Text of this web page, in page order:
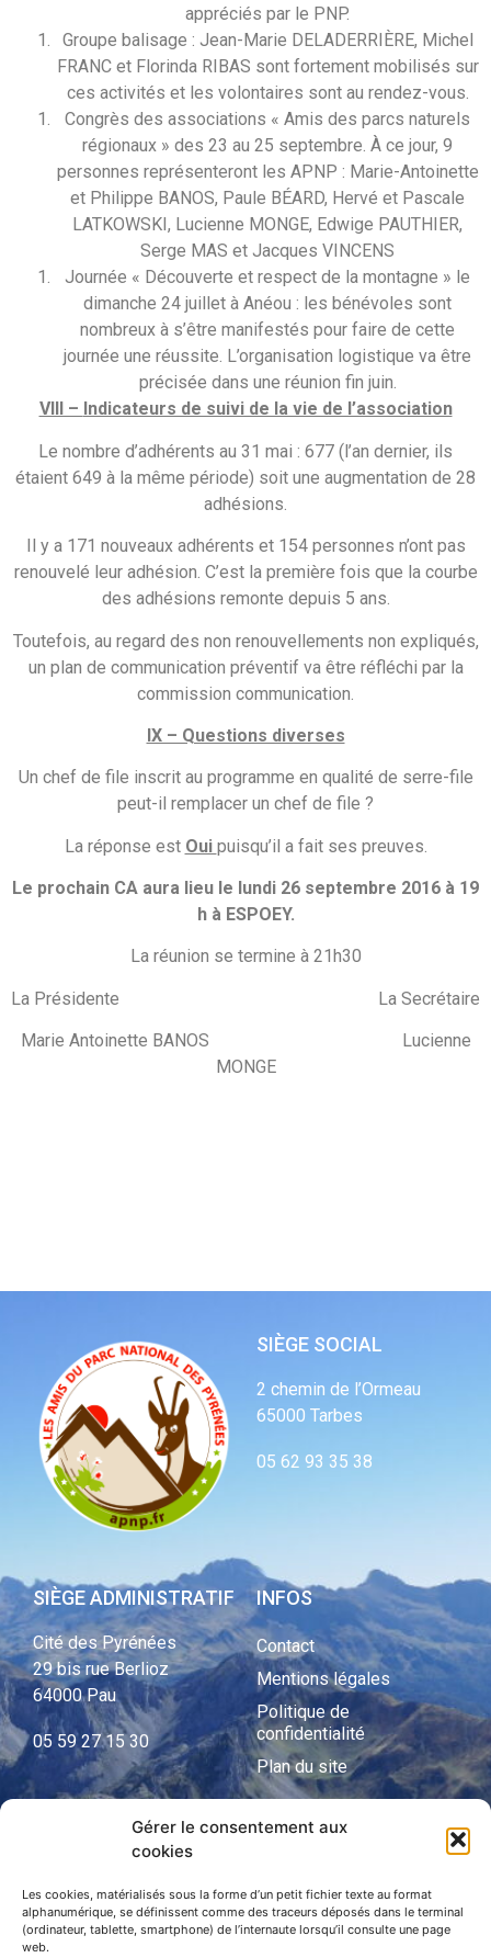
Gérer le consentement aux
cookies
Les cookies, matérialisés sous la forme d’un petit fichier texte au format
alphanumérique, se définissent comme des traceurs déposés dans le terminal
(ordinateur, tablette, smartphone) de l’internaute lorsqu’il consulte une page
web.
appréciés par le PNP.
Groupe balisage : Jean-Marie DELADERRIÈRE, Michel
FRANC et Florinda RIBAS sont fortement mobilisés sur
ces activités et les volontaires sont au rendez-vous.
Congrès des associations « Amis des parcs naturels
régionaux » des 23 au 25 septembre. À ce jour, 9
personnes représenteront les APNP : Marie-Antoinette
et Philippe BANOS, Paule BÉARD, Hervé et Pascale
LATKOWSKI, Lucienne MONGE, Edwige PAUTHIER,
Serge MAS et Jacques VINCENS
Journée « Découverte et respect de la montagne » le
dimanche 24 juillet à Anéou : les bénévoles sont
nombreux à s’être manifestés pour faire de cette
journée une réussite. L’organisation logistique va être
précisée dans une réunion fin juin.
VIII – Indicateurs de suivi de la vie de l’association
Le nombre d’adhérents au 31 mai : 677 (l’an dernier, ils
étaient 649 à la même période) soit une augmentation de 28
adhésions.
Il y a 171 nouveaux adhérents et 154 personnes n’ont pas
renouvelé leur adhésion. C’est la première fois que la courbe
des adhésions remonte depuis 5 ans.
Toutefois, au regard des non renouvellements non expliqués,
un plan de communication préventif va être réfléchi par la
commission communication.
IX – Questions diverses
Un chef de file inscrit au programme en qualité de serre-file
peut-il remplacer un chef de file ?
La réponse est Oui puisqu’il a fait ses preuves.
Le prochain CA aura lieu le lundi 26 septembre 2016 à 19
h à ESPOEY.
La réunion se termine à 21h30
La Présidente La Secrétaire
Marie Antoinette BANOS Lucienne
MONGE
SIÈGE SOCIAL
2 chemin de l’Ormeau
65000 Tarbes
05 62 93 35 38
SIÈGE ADMINISTRATIF
Cité des Pyrénées
29 bis rue Berlioz
64000 Pau
05 59 27 15 30
INFOS
Contact
Mentions légales
Politique de
confidentialité
Plan du site
APNP
Parc national des Pyrénées